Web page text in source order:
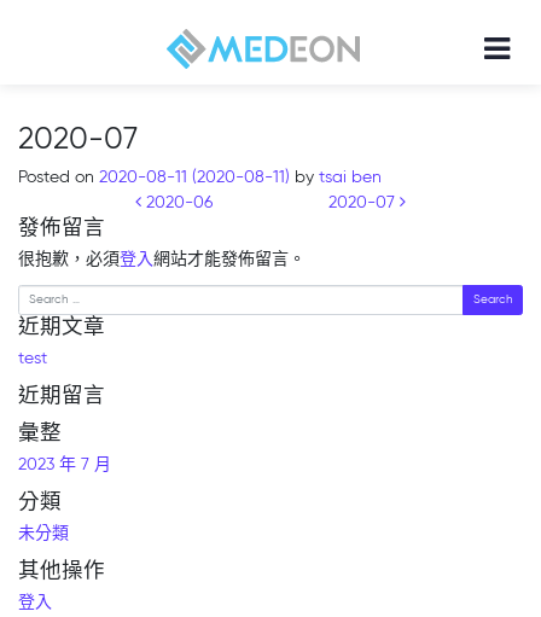
2020-07
Posted on 2020-08-11 (2020-08-11) by tsai ben
Post navigation
2020-06 2020-07
發佈留言
很抱歉，必須登入網站才能發佈留言。
Search
近期文章
test
近期留言
彙整
2023 年 7 月
分類
未分類
其他操作
登入